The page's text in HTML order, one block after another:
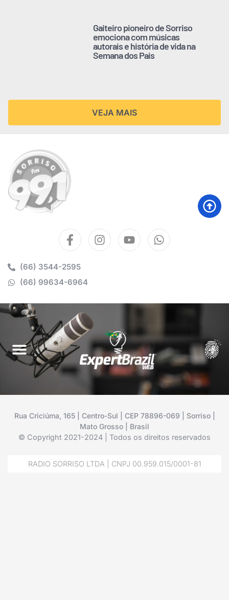
Gaiteiro pioneiro de Sorriso
emociona com músicas
autorais e história de vida na
Semana dos Pais
VEJA MAIS
(66) 3544-2595
(66) 99634-6964
Rua Criciúma, 165 | Centro-Sul | CEP 78896-069 | Sorriso |
Mato Grosso | Brasil
© Copyright 2021-2024 | Todos os direitos reservados
RADIO SORRISO LTDA | CNPJ 00.959.015/0001-81